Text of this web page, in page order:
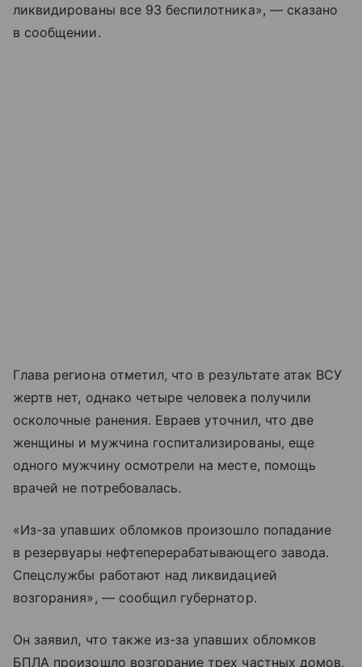
ликвидированы все 93 беспилотника», — сказано
в сообщении.
Глава региона отметил, что в результате атак ВСУ
жертв нет, однако четыре человека получили
осколочные ранения. Евраев уточнил, что две
женщины и мужчина госпитализированы, еще
одного мужчину осмотрели на месте, помощь
врачей не потребовалась.
«Из-за упавших обломков произошло попадание
в резервуары нефтеперерабатывающего завода.
Спецслужбы работают над ликвидацией
возгорания», — сообщил губернатор.
Он заявил, что также из-за упавших обломков
БПЛА произошло возгорание трех частных домов,